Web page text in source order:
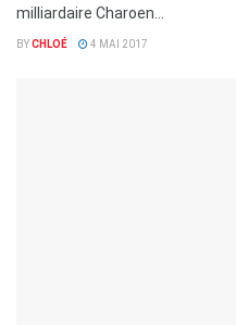
milliardaire Charoen...
BYCHLOÉ 4 MAI 2017